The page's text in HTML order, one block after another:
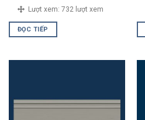
Lượt xem: 732 lượt xem
ĐỌC TIẾP